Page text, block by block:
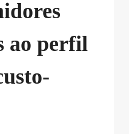
ao perfil